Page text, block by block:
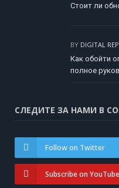
Стоит ли
BY DIGITAL
Как обойти
полное
СЛЕДИТЕ ЗА НАМИ В
Follow on Twitter
Subscribe on YouTube